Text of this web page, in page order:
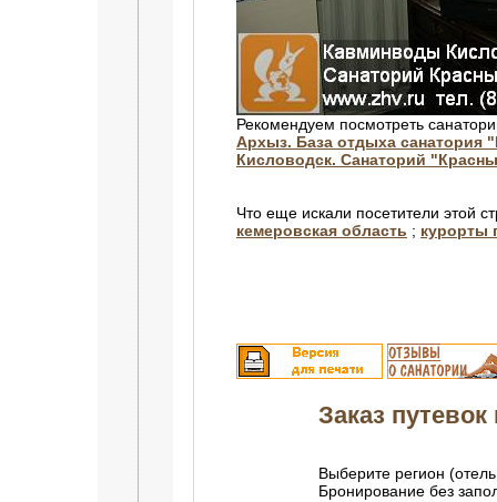
Рекомендуем посмотреть
Архыз. База отдыха санатория
Кисловодск. Санаторий
Что еще искали посетители этой
кемеровская область ; курорты
Заказ путевок
Выберите регион
Бронирование без